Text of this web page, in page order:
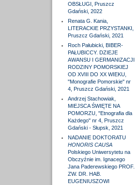
OBSŁUGI, Pruszcz
Gdański, 2022
Renata G. Kania,
LITERACKIE PRZYSTANKI,
Pruszcz Gdański, 2021
Roch Pałubicki, BIBER-
PAŁUBICCY. DZIEJE
AWANSU I GERMANIZACJI
RODZINY POMORSKIEJ
OD XVIII DO XX WIEKU,
"Monografie Pomorskie" nr
4, Pruszcz Gdański, 2021
Andrzej Stachowiak,
MIEJSCA ŚWIĘTE NA
POMORZU, "Etnografia dla
Każdego" nr 4, Pruszcz
Gdański - Słupsk, 2021
NADANIE DOKTORATU
HONORIS CAUSA
Polskiego Uniwersytetu na
Obczyźnie im. Ignacego
Jana Paderewskiego PROF.
ZW. DR. HAB.
EUGENIUSZOWI